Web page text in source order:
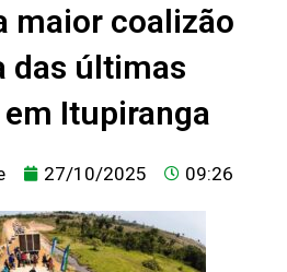
maior coalizão
das últimas
Itupiranga
27/10/2025 09:26